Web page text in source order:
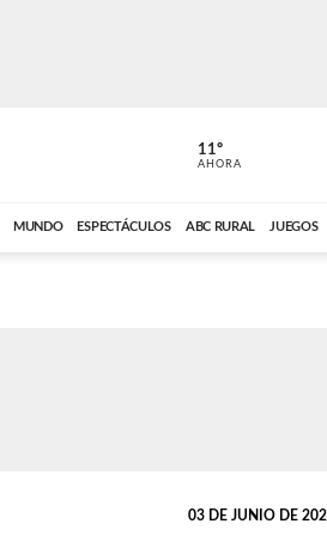
ABC CARDINAL
11º
AHORA
MUNDO ESPECTÁCULOS ABC RURAL JUEGOS
03 DE JUNIO DE